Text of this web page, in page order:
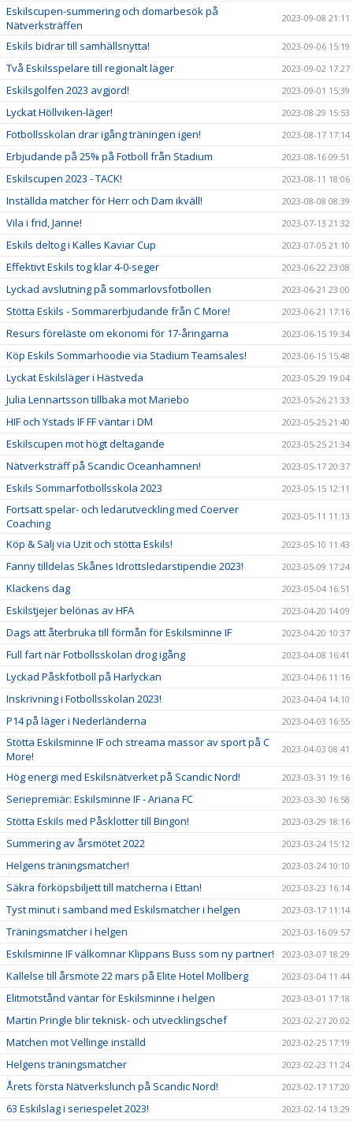
Eskilscupen-summering och domarbesök på
Nätverksträffen
2023-09-08 21:11
Eskils bidrar till samhällsnytta! 2023-09-06 15:19
Två Eskilsspelare till regionalt läger 2023-09-02 17:27
Eskilsgolfen 2023 avgjord! 2023-09-01 15:39
Lyckat Höllviken-läger! 2023-08-29 15:53
Fotbollsskolan drar igång träningen igen! 2023-08-17 17:14
Erbjudande på 25% på Fotboll från Stadium 2023-08-16 09:51
Eskilscupen 2023 - TACK! 2023-08-11 18:06
Inställda matcher för Herr och Dam ikväll! 2023-08-08 08:39
Vila i frid, Janne! 2023-07-13 21:32
Eskils deltog i Kalles Kaviar Cup 2023-07-05 21:10
Effektivt Eskils tog klar 4-0-seger 2023-06-22 23:08
Lyckad avslutning på sommarlovsfotbollen 2023-06-21 23:00
Stötta Eskils - Sommarerbjudande från C More! 2023-06-21 17:16
Resurs föreläste om ekonomi för 17-åringarna 2023-06-15 19:34
Köp Eskils Sommarhoodie via Stadium Teamsales! 2023-06-15 15:48
Lyckat Eskilsläger i Hästveda 2023-05-29 19:04
Julia Lennartsson tillbaka mot Mariebo 2023-05-26 21:33
HIF och Ystads IF FF väntar i DM 2023-05-25 21:40
Eskilscupen mot högt deltagande 2023-05-25 21:34
Nätverksträff på Scandic Oceanhamnen! 2023-05-17 20:37
Eskils Sommarfotbollsskola 2023 2023-05-15 12:11
Fortsatt spelar- och ledarutveckling med Coerver
Coaching
2023-05-11 11:13
Köp & Sälj via Uzit och stötta Eskils! 2023-05-10 11:43
Fanny tilldelas Skånes Idrottsledarstipendie 2023! 2023-05-09 17:24
Klackens dag 2023-05-04 16:51
Eskilstjejer belönas av HFA 2023-04-20 14:09
Dags att återbruka till förmån för Eskilsminne IF 2023-04-20 10:37
Full fart när Fotbollsskolan drog igång 2023-04-08 16:41
Lyckad Påskfotboll på Harlyckan 2023-04-06 11:16
Inskrivning i Fotbollsskolan 2023! 2023-04-04 14:10
P14 på läger i Nederländerna 2023-04-03 16:55
Stötta Eskilsminne IF och streama massor av sport på C
More!
2023-04-03 08:41
Hög energi med Eskilsnätverket på Scandic Nord! 2023-03-31 19:16
Seriepremiär: Eskilsminne IF - Ariana FC 2023-03-30 16:58
Stötta Eskils med Påsklotter till Bingon! 2023-03-29 18:16
Summering av årsmötet 2022 2023-03-24 15:12
Helgens träningsmatcher! 2023-03-24 10:10
Säkra förköpsbiljett till matcherna i Ettan! 2023-03-23 16:14
Tyst minut i samband med Eskilsmatcher i helgen 2023-03-17 11:14
Träningsmatcher i helgen 2023-03-16 09:57
Eskilsminne IF välkomnar Klippans Buss som ny partner! 2023-03-07 18:29
Kallelse till årsmöte 22 mars på Elite Hotel Mollberg 2023-03-04 11:44
Elitmotstånd väntar för Eskilsminne i helgen 2023-03-01 17:18
Martin Pringle blir teknisk- och utvecklingschef 2023-02-27 20:02
Matchen mot Vellinge inställd 2023-02-25 17:19
Helgens träningsmatcher 2023-02-23 11:24
Årets första Nätverkslunch på Scandic Nord! 2023-02-17 17:20
63 Eskilslag i seriespelet 2023! 2023-02-14 13:29